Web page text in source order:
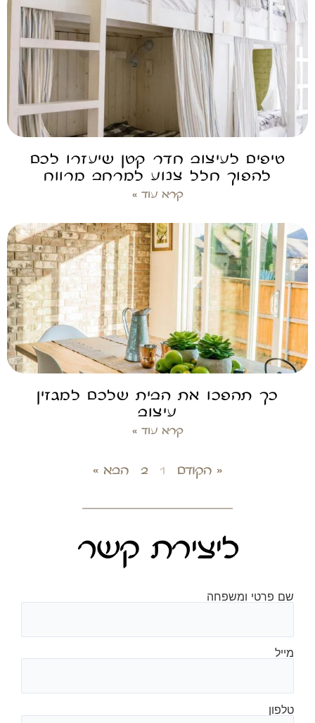
טיפים לעיצוב חדר קטן שיעזרו לכם
להפוך חלל צנוע למרחב מרווח
קרא עוד »
כך תהפכו את הבית שלכם למגזין
עיצוב
קרא עוד »
« הקודם 1
2 הבא »
ליצירת קשר
שם פרטי ומשפחה
מייל
טלפון